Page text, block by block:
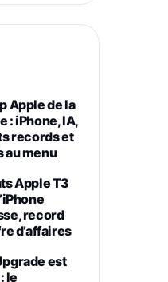
Apple de la
: iPhone, IA,
records et
au menu
Apple T3
record
d’affaires
est
le